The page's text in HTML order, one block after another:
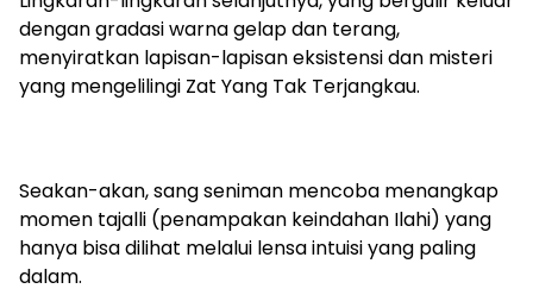
dengan gradasi warna gelap dan terang,
menyiratkan lapisan-lapisan eksistensi dan misteri
yang mengelilingi Zat Yang Tak Terjangkau.
Seakan-akan, sang seniman mencoba menangkap
momen tajalli (penampakan keindahan Ilahi) yang
hanya bisa dilihat melalui lensa intuisi yang paling
dalam.